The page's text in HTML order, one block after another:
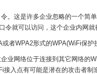
。这是许多企业忽略的一个简
令就可以访问，这个企业内网就
者WPA2形式的WPA(WiFi保护
业网络位于连接到其它网络的
接入点有可能是潜在的攻击者